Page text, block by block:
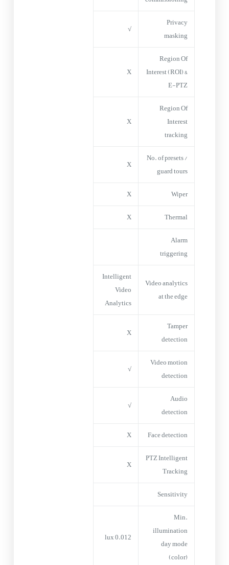
Privacy
masking
√
Region Of
Interest (ROI) &
E-PTZ
X
Region Of
Interest
tracking
X
No. of presets /
guard tours
X
Wiper
X
Thermal
X
Alarm
triggering
Video analytics
at the edge
Intelligent
Video
Analytics
Tamper
detection
X
Video motion
detection
√
Audio
detection
√
Face detection
X
PTZ Intelligent
Tracking
X
Sensitivity
Min.
illumination
day mode
(color)
0.012 lux